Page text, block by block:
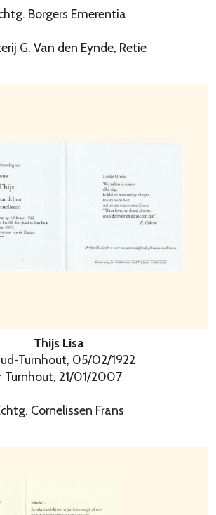
Borgers Emerentia
G. Van den Eynde, Retie
Thijs Lisa
Turnhout, 05/02/1922
Turnhout, 21/01/2007
Cornelissen Frans